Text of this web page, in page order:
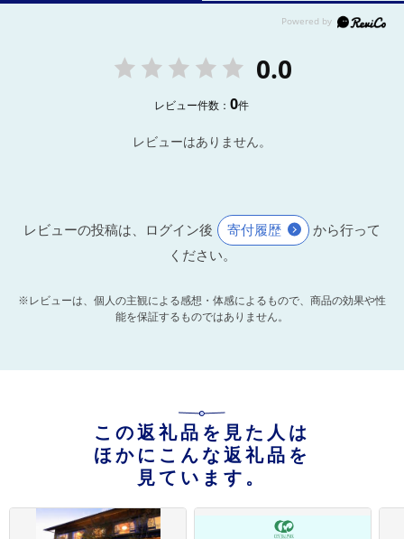
0.0
レビュー件数：0件
レビューはありません。
レビューの投稿は、ログイン後 寄付履歴
から行って
ください。
※レビューは、個人の主観による感想・体感によるもので、商品の効果や性
能を保証するものではありません。
この返礼品を見た人は
ほかにこんな返礼品を
見ています。